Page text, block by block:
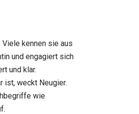
kennen sie aus
und engagiert sich
und klar.
ist, weckt Neugier.
wie